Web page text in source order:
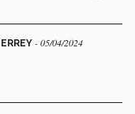
- 05/04/2024